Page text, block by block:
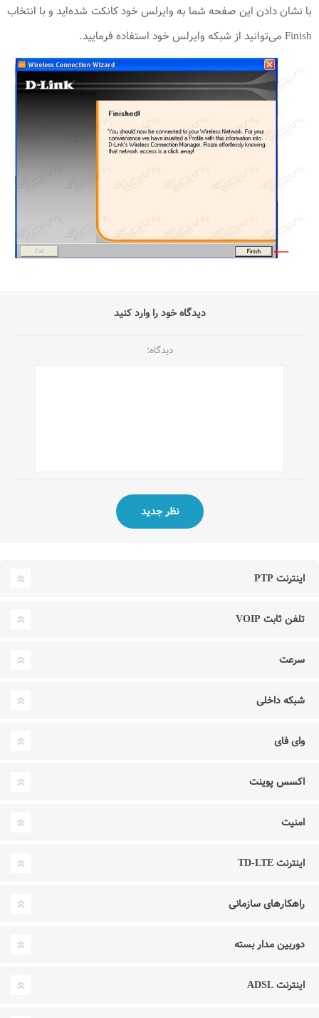
با نشان دادن این صفحه شما به وایرلس خود کانکت شده‌اید و با انتخاب
Finish می‌توانید از شبکه وایرلس خود استفاده فرمایید.
دیدگاه خود را وارد کنید
دیدگاه:
اینترنت PTP
تلفن ثابت VOIP
سرعت
شبکه داخلی
وای فای
اکسس پوینت
امنیت
اینترنت TD-LTE
راهکارهای سازمانی
دوربین مدار بسته
اینترنت ADSL